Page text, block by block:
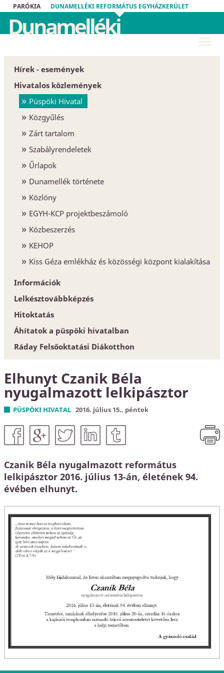
PARÓKIA DUNAMELLÉKI REFORMÁTUS EGYHÁZKERÜLET
Dunamelléki
Református
Egyházkerület
Hírek - események
Hivatalos közlemények
Püspöki Hivatal
Közgyűlés
Zárt tartalom
Szabályrendeletek
Űrlapok
Dunamellék története
Közlöny
EGYH-KCP projektbeszámoló
Közbeszerzés
KEHOP
Kiss Géza emlékház és közösségi központ kialakítása
Információk
Egyházközségek
Esperesi Hivatalok
Püspöki Hivatal
Elnökség és szervezet
Konferencia-központ
Címtár
Lelkésztovábbképzés
Hitoktatás
Hitoktatót keresünk
Hitoktató állást keres
Áhítatok a püspöki hivatalban
Ráday Felsőoktatási Diákotthon
Elhunyt Czanik Béla
nyugalmazott lelkipásztor
PÜSPÖKI HIVATAL 2016. július 15., péntek
Czanik Béla nyugalmazott református
lelkipásztor 2016. július 13-án, életének 94.
évében elhunyt.